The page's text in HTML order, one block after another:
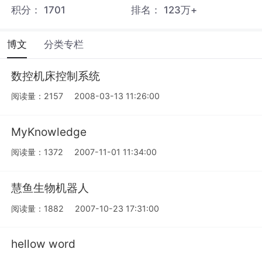
积分： 1701 排名： 123万+
博文 分类专栏
数控机床控制系统
阅读量：2157 2008-03-13 11:26:00
MyKnowledge
阅读量：1372 2007-11-01 11:34:00
慧鱼生物机器人
阅读量：1882 2007-10-23 17:31:00
hellow word